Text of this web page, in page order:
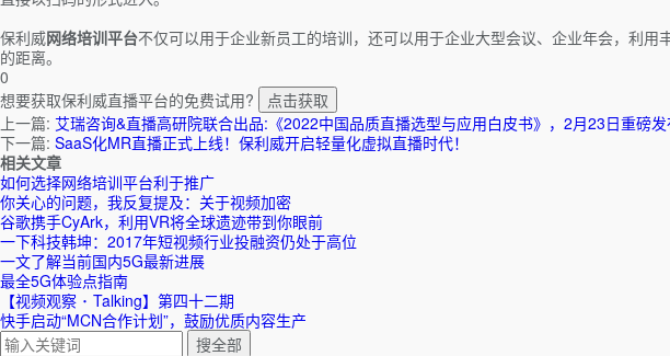
保利威网络培训平台不仅可以用于企业新员工的培训，还可以用于企业大型会议、企业年会，利
的距离。
0
想要获取保利威直播平台的免费试用?
点击获取
上一篇: 艾瑞咨询&直播高研院联合出品:《2022中国品质直播选型与应用白皮书》，2月23日重磅
下一篇: SaaS化MR直播正式上线！保利威开启轻量化虚拟直播时代！
相关文章
如何选择网络培训平台利于推广
你关心的问题，我反复提及：关于视频加密
谷歌携手CyArk，利用VR将全球遗迹带到你眼前
一下科技韩坤：2017年短视频行业投融资仍处于高位
一文了解当前国内5G最新进展
最全5G体验点指南
【视频观察 ･ Talking】第四十二期
快手启动“MCN合作计划”，鼓励优质内容生产